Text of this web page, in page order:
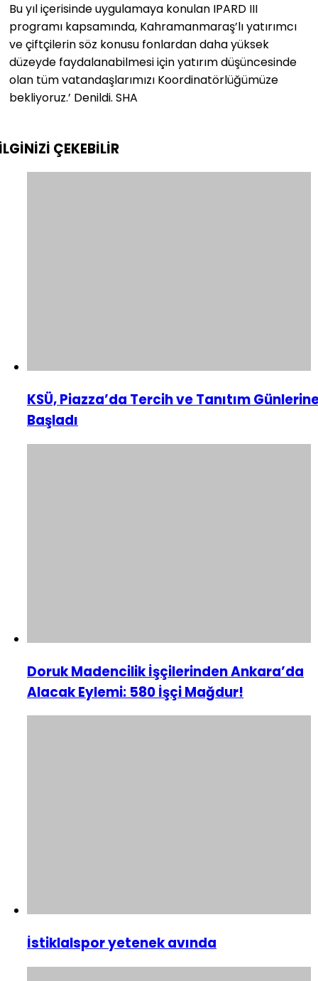
Bu yıl içerisinde uygulamaya konulan IPARD III
programı kapsamında, Kahramanmaraş’lı yatırımcı
ve çiftçilerin söz konusu fonlardan daha yüksek
düzeyde faydalanabilmesi için yatırım düşüncesinde
olan tüm vatandaşlarımızı Koordinatörlüğümüze
bekliyoruz.’ Denildi. SHA
ÇEKEBİLİR
KSÜ, Piazza’da Tercih ve Tanıtım
Başladı
Doruk Madencilik İşçilerinden Ankara’da
Alacak Eylemi: 580 İşçi Mağdur!
İstiklalspor yetenek avında